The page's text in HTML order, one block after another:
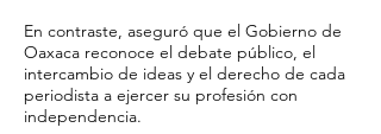
En contraste, aseguró que el Gobierno de
Oaxaca reconoce el debate público, el
intercambio de ideas y el derecho de cada
periodista a ejercer su profesión con
independencia.